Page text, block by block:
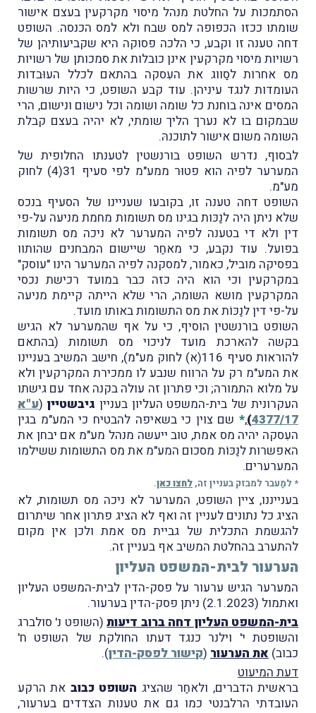
הסתמכות על החלטת מנהל מיסוי מקרקעין בעצם אישור
שומתו ככזו הכפופה למס שבח ולא למס הכנסה. השופט
דחה טענה זו וקבע, כי הלכה פסוקה היא שקביעותיהן של
רשויות מיסוי מקרקעין אינן כובלות את סמכותן של רשויות
מס אחרות לסַווג את העִסקה בהתאם לכלל העוּבדות
העומדות לנגד עיניהן. עוד קבע השופט, כי היות שרשות
המסים אינה בוחנת כל שומה ושומה וכל נישום ונישום, הרי
שבמקום בו לא נערך הליך שומתי, לא יהיה בעצם קבלת
השומה משום אישור לתוכנהּ.
לבסוף, נדרש השופט בורנשטין לטענתו החלופית של
המערער לפיה הוא פטוּר ממע"מ לפי סעיף 31(4) לחוק
מע"מ.
השופט דחה טענה זו, בקובעו שעניינו של הסעיף בנכס
שלא ניתן היה לנַכּות בגינו מס תשומות מחמת מניעה על-פי
דין ולא די בטענה לפיה המערער לא ניכה מס תשומות
בפועל. עוד נקבע, כי מאחַר שיישום המבחנים שהותוו
בפסיקה מוביל, כאמור, למסקנה לפיה המערער הינו "עוסק"
במקרקעין וכי הוא היה כזה כבר במועד רכישת נכסי
המקרקעין מושא השומה, הרי שלא הייתה קיימת מניעה
על-פי דין לנַכּוֹת את מס התשומות באותו מועד.
השופט בורנשטין הוסיף, כי על אף שהמערער לא הגיש
בקשה להארכת מועד לניכוי מס תשומות (בהתאם
להוראות סעיף 116(א) לחוק מע"מ), חישב המשיב בעניינו
את המע"מ רק על הרווח שנבע לו ממכירת המקרקעין ולא
על מלוא התמורה; וכי פתרון זה עולה בקנה אחד עם גישתו
העקרונית של בית-המשפט העליון בעניין גיבשטיין (ע"א
4377/17
)
,
* שם צוין כי בשאיפה להבטיח כי המע"מ בגין
העִסקה יהיה מס אמת, טוב ייעשה מנהל מע"מ אם יבחן את
האפשרות לנַכּוֹת מסכום המע"מ את מס התשומות ששילמו
המערערים.
* למַעבר למבזק בעניין זה,לחצו כאן.
בענייננו, ציין השופט, המערער לא ניכה מס תשומות, לא
הציג כל נתונים לעניין זה ואף לא הציג פתרון אחר שיתרום
להגשמת התכלית של גביית מס אמת ולכן אין מקום
להתערב בהחלטת המשיב אף בעניין זה.
הערעור לבית-המשפט העליון
המערער הגיש ערעור על פסק-הדין לבית-המשפט העליון
ואתמול (2.1.2023) ניתן פסק-הדין בערעור.
בית-המשפט העליון דחה ברוב דיעות(השופט נ' סולברג
והשופטת י' וילנר כנגד דעתו החולקת של השופט ח'
כבוב) את הערעור (קישור לפסק-הדין).
דעת המיעוט
בראשית הדברים, ולאחַר שהציג השופט כבוב את הרקע
העובדתי הרלבנטי כמו גם את טענות הצדדים בערעור,